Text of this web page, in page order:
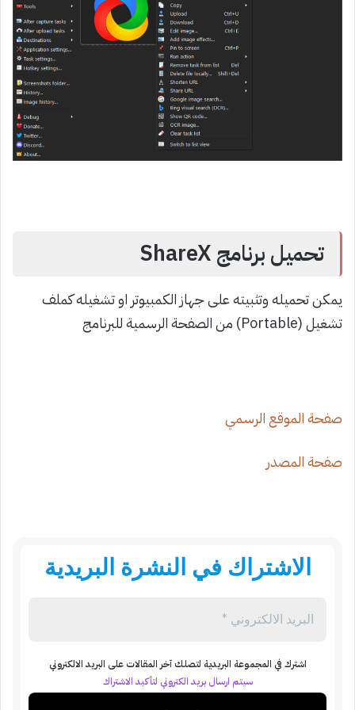
تحميل برنامج ShareX
يمكن تحميله وتثبيته على جهاز الكمبيوتر او تشغيله كملف
تشغيل (Portable) من الصفحة الرسمية للبرنامج
صفحة الموقع الرسمي
صفحة المصدر
الاشتراك في النشرة البريدية
اشترك في المجموعة البريدية لتصلك آخر المقالات على البريد الالكتروني
سيتم ارسال بريد الكتروني لتأكيد الاشتراك